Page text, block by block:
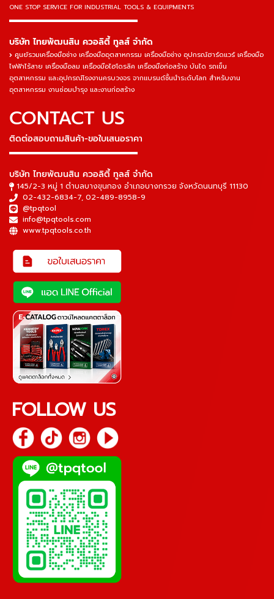
ONE STOP SERVICE FOR INDUSTRIAL TOOLS & EQUIPMENTS
▬▬▬▬▬▬▬▬▬▬▬▬▬▬▬
บริษัท ไทยพัฒนสิน ควอลิตี้ ทูลส์ จำกัด
ศูนย์รวมเครื่องมือช่าง เครื่องมืออุตสาหกรรม เครื่องมือช่าง อุปกรณ์ฮาร์ดแวร์ เครื่องมือ
ไฟฟ้าไร้สาย เครื่องมือลม เครื่องมือไฮโดรลิค เครื่องมือก่อสร้าง บันได รถเข็น
อุตสาหกรรม และอุปกรณ์โรงงานครบวงจร จากแบรนด์ชั้นนำระดับโลก สำหรับงาน
อุตสาหกรรม งานซ่อมบำรุง และงานก่อสร้าง
CONTACT US
ติดต่อสอบถามสินค้า-ขอใบเสนอราคา
▬▬▬▬▬▬▬▬▬▬▬▬▬▬▬
บริษัท ไทยพัฒนสิน ควอลิตี้ ทูลส์ จำกัด
145/2-3 หมู่ 1 ตำบลบางขุนกอง อำเภอบางกรวย จังหวัดนนทบุรี 11130
02-432-6834-7, 02-489-8958-9
@tpqtool
info@tpqtools.com
www.tpqtools.co.th
FOLLOW US